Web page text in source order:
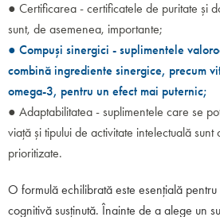
● Certificarea - certificatele de puritate și
sunt, de asemenea, importante;
● Compuși sinergici - suplimentele
combină ingrediente sinergice, precum
omega-3, pentru un efect mai puternic;
● Adaptabilitatea - suplimentele care se
viață și tipului de activitate intelectuală
prioritizate.
O formulă echilibrată este esențială
cognitivă susținută. Înainte de a alege un